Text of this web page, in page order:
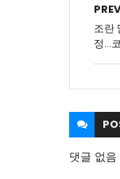
조란
정…
댓글 없음